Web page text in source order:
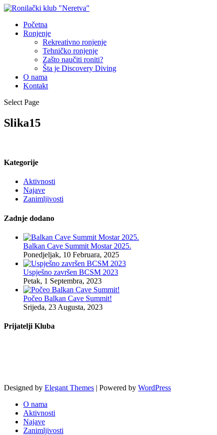
Početna
Ronjenje
Rekreativno ronjenje
Tehničko ronjenje
Zašto naučiti roniti?
Šta je Discovery Diving
O nama
Kontakt
Select Page
Slika15
Kategorije
Aktivnosti
Najave
Zanimljivosti
Zadnje dodano
Balkan Cave Summit Mostar 2025.
Ponedjeljak, 10 Februara, 2025
Uspješno završen BCSM 2023
Petak, 1 Septembra, 2023
Počeo Balkan Cave Summit!
Srijeda, 23 Augusta, 2023
Prijatelji Kluba
Designed by Elegant Themes | Powered by WordPress
O nama
Aktivnosti
Najave
Zanimljivosti